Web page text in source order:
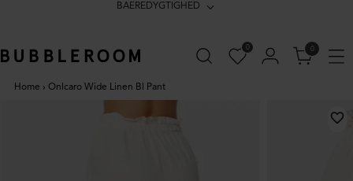
BAEREDYGTIGHED
0 0
Home › Onlcaro Wide Linen Bl Pant